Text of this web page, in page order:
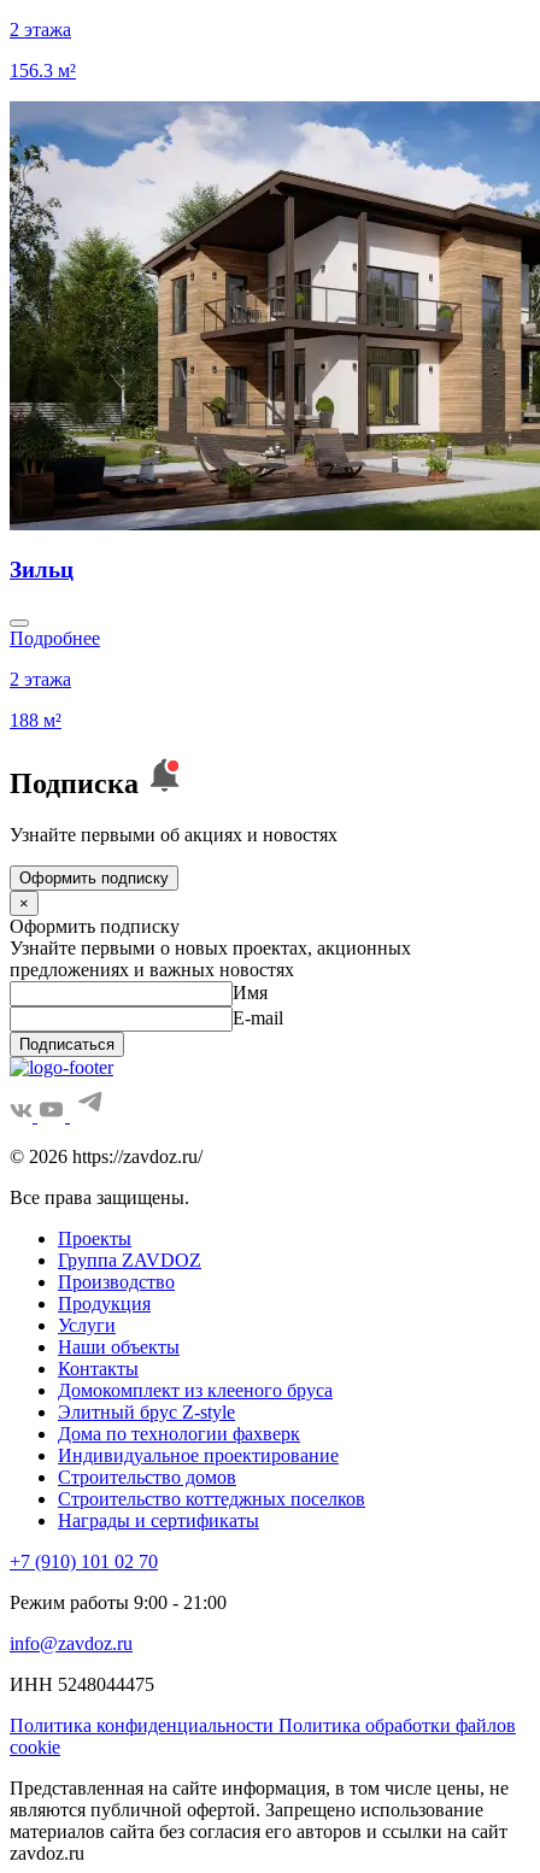
2 этажа
156.3 м²
Зильц
Подробнее
2 этажа
188 м²
Подписка
Узнайте первыми об акциях и новостях
Оформить подписку
×
Оформить подписку
Узнайте первыми о новых проектах, акционных
предложениях и важных новостях
Имя
E-mail
Подписаться
© 2026 https://zavdoz.ru/
Все права защищены.
Проекты
Группа ZAVDOZ
Производство
Продукция
Услуги
Наши объекты
Контакты
Домокомплект из клееного бруса
Элитный брус Z-style
Дома по технологии фахверк
Индивидуальное проектирование
Строительство домов
Строительство коттеджных поселков
Награды и сертификаты
+7 (910) 101 02 70
Режим работы 9:00 - 21:00
info@zavdoz.ru
ИНН 5248044475
Политика конфиденциальности Политика обработки файлов
cookie
Представленная на сайте информация, в том числе цены, не
являются публичной офертой. Запрещено использование
материалов сайта без согласия его авторов и ссылки на сайт
zavdoz.ru